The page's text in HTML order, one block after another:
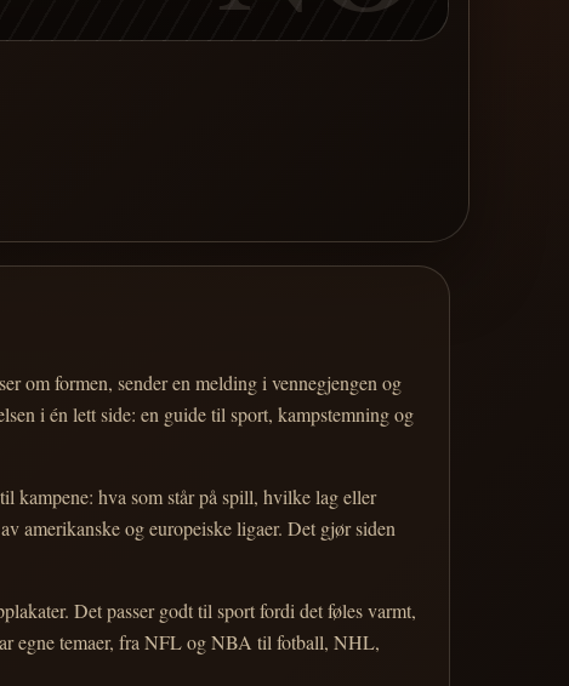
om formen, sender en melding i vennegjengen og
i én lett side: en guide til sport, kampstemning og
kampene: hva som står på spill, hvilke lag eller
amerikanske og europeiske ligaer. Det gjør siden
Det passer godt til sport fordi det føles varmt,
egne temaer, fra NFL og NBA til fotball, NHL,